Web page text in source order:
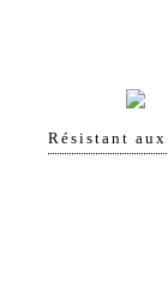
Résistant aux